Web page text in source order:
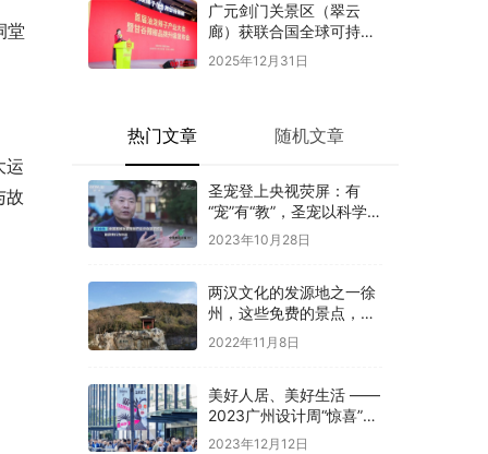
堂
运
故
广元剑门关景区（翠云
廊）获联合国全球可持续
“地球家园”范例奖
2025年12月31日
热门文章 随机文章
圣宠登上央视荧屏：有
“宠”有“教”，圣宠以科学训
导开启全新养宠体验
2023年10月28日
两汉文化的发源地之一徐
州，这些免费的景点，你
是否都去过
2022年11月8日
美好人居、美好生活 ——
2023广州设计周“惊喜”开
幕
2023年12月12日